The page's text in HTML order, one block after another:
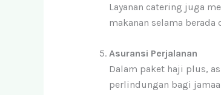
Layanan catering juga
makanan selama berada
Asuransi Perjalanan
Dalam paket haji plus,
perlindungan bagi